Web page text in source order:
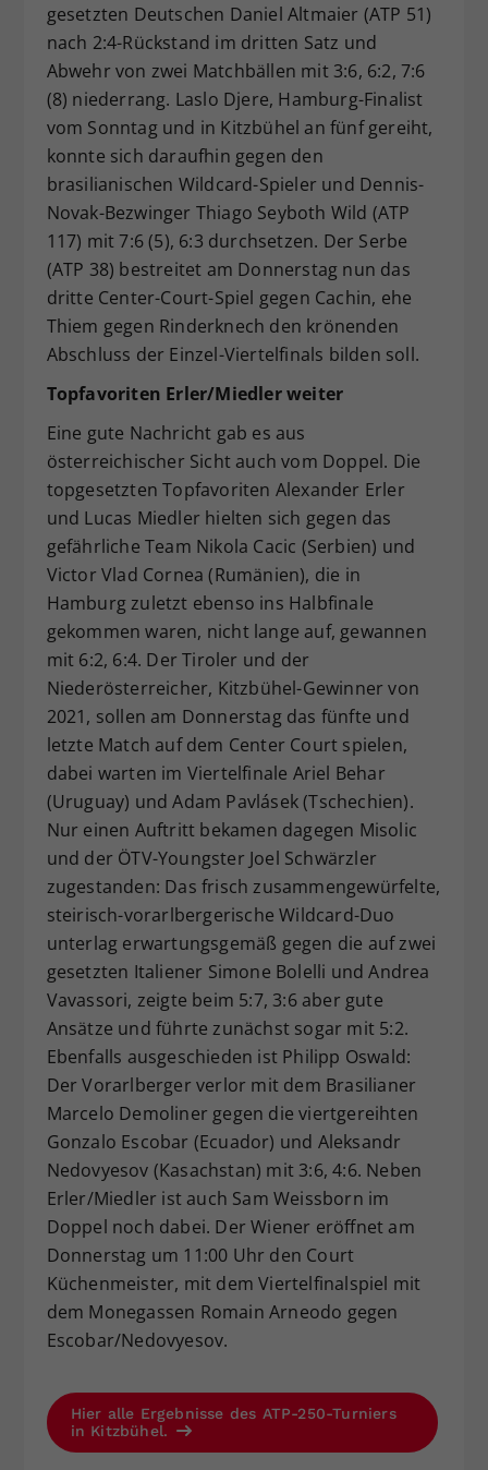
gesetzten Deutschen Daniel Altmaier (ATP 51)
nach 2:4-Rückstand im dritten Satz und
Abwehr von zwei Matchbällen mit 3:6, 6:2, 7:6
(8) niederrang. Laslo Djere, Hamburg-Finalist
vom Sonntag und in Kitzbühel an fünf gereiht,
konnte sich daraufhin gegen den
brasilianischen Wildcard-Spieler und Dennis-
Novak-Bezwinger Thiago Seyboth Wild (ATP
117) mit 7:6 (5), 6:3 durchsetzen. Der Serbe
(ATP 38) bestreitet am Donnerstag nun das
dritte Center-Court-Spiel gegen Cachin, ehe
Thiem gegen Rinderknech den krönenden
Abschluss der Einzel-Viertelfinals bilden soll.
Topfavoriten Erler/Miedler weiter
Eine gute Nachricht gab es aus
österreichischer Sicht auch vom Doppel. Die
topgesetzten Topfavoriten Alexander Erler
und Lucas Miedler hielten sich gegen das
gefährliche Team Nikola Cacic (Serbien) und
Victor Vlad Cornea (Rumänien), die in
Hamburg zuletzt ebenso ins Halbfinale
gekommen waren, nicht lange auf, gewannen
mit 6:2, 6:4. Der Tiroler und der
Niederösterreicher, Kitzbühel-Gewinner von
2021, sollen am Donnerstag das fünfte und
letzte Match auf dem Center Court spielen,
dabei warten im Viertelfinale Ariel Behar
(Uruguay) und Adam Pavlásek (Tschechien).
Nur einen Auftritt bekamen dagegen Misolic
und der ÖTV-Youngster Joel Schwärzler
zugestanden: Das frisch zusammengewürfelte,
steirisch-vorarlbergerische Wildcard-Duo
unterlag erwartungsgemäß gegen die auf zwei
gesetzten Italiener Simone Bolelli und Andrea
Vavassori, zeigte beim 5:7, 3:6 aber gute
Ansätze und führte zunächst sogar mit 5:2.
Ebenfalls ausgeschieden ist Philipp Oswald:
Der Vorarlberger verlor mit dem Brasilianer
Marcelo Demoliner gegen die viertgereihten
Gonzalo Escobar (Ecuador) und Aleksandr
Nedovyesov (Kasachstan) mit 3:6, 4:6. Neben
Erler/Miedler ist auch Sam Weissborn im
Doppel noch dabei. Der Wiener eröffnet am
Donnerstag um 11:00 Uhr den Court
Küchenmeister, mit dem Viertelfinalspiel mit
dem Monegassen Romain Arneodo gegen
Escobar/Nedovyesov.
Hier alle Ergebnisse des ATP-250-Turniers
in Kitzbühel.